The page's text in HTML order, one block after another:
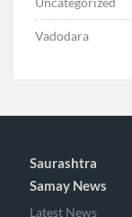
Vadodara
Saurashtra
Samay News
Latest News